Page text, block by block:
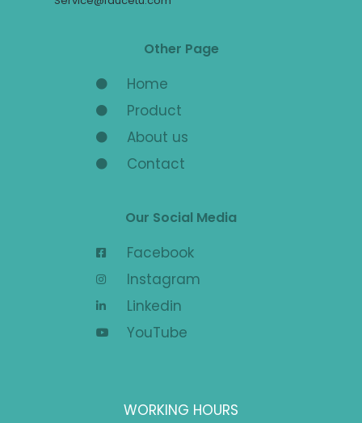
Other Page
Home
Product
About us
Contact
Our Social Media
Facebook
Instagram
Linkedin
YouTube
WORKING HOURS